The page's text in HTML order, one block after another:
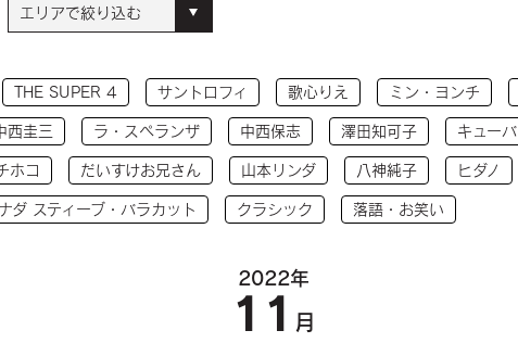
THE SUPER 4 サントロフィ 歌心りえ ミン・ヨンチ
西圭三 ラ・スペランザ 中西保志 澤田知可子 キューバ
ホコ だいすけお兄さん 山本リンダ 八神純子 ヒダノ
ダ スティーブ・バラカット クラシック 落語・お笑い
2022年
11 月